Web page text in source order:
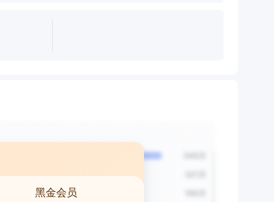
黑金会员